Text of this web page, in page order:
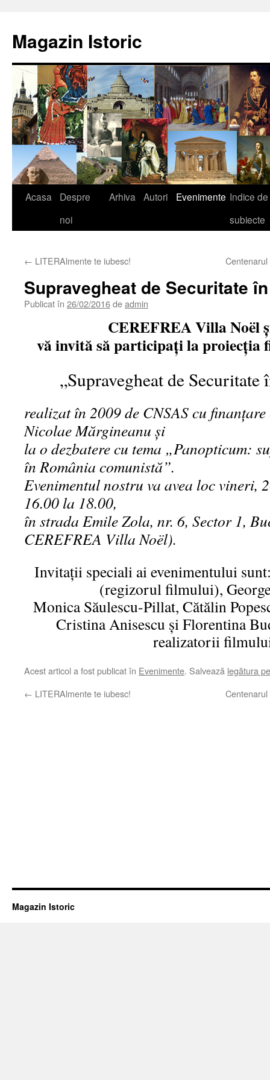
conținut
Magazin Istoric
Acasa
Despre
noi
Arhiva Autori Evenimente Indice de
subiecte
← LITERAlmente te iubesc!
Supravegheat de Securitate în
Publicat în 26/02/2016deadmin
CEREFREA Villa Noël
vă invită să participați la proiecția
„Supravegheat de Securitate
realizat în 2009 de CNSAS cu
Nicolae Mărgineanu și
la o dezbatere cu tema „Panopticum:
în România comunistă”.
Evenimentul nostru va avea loc vineri,
16.00 la 18.00,
în strada Emile Zola, nr. 6, Sector 1,
CEREFREA Villa Noël).
Invitații speciali ai evenimentului
(regizorul filmului),
Monica Săulescu-Pillat, Cătălin
Cristina Anisescu și Florentina
realizatorii
Acest articol a fost publicat în Evenimente. Salvează legătura
← LITERAlmente te iubesc!
Magazin Istoric